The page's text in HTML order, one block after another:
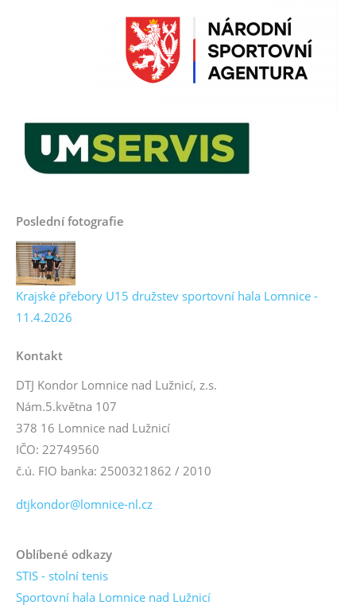
Poslední fotografie
Krajské přebory U15 družstev sportovní hala Lomnice -
11.4.2026
Kontakt
DTJ Kondor Lomnice nad Lužnicí, z.s.
Nám.5.května 107
378 16 Lomnice nad Lužnicí
IČO: 22749560
č.ú. FIO banka: 2500321862 / 2010
dtjkondor@lomnice-nl.cz
Oblíbené odkazy
STIS - stolní tenis
Sportovní hala Lomnice nad Lužnicí